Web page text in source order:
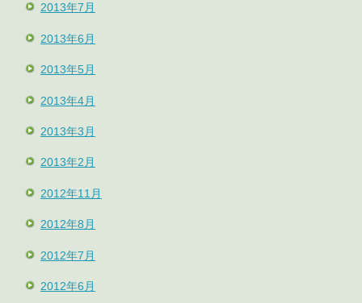
2013年7月
2013年6月
2013年5月
2013年4月
2013年3月
2013年2月
2012年11月
2012年8月
2012年7月
2012年6月